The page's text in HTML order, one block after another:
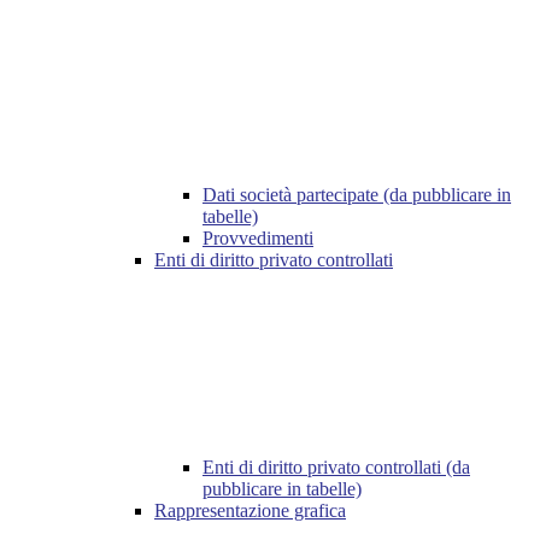
Dati società partecipate (da pubblicare in
tabelle)
Provvedimenti
Enti di diritto privato controllati
Enti di diritto privato controllati (da
pubblicare in tabelle)
Rappresentazione grafica